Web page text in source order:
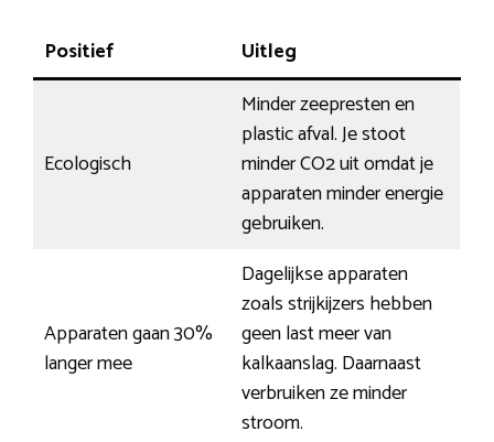
Positief Uitleg
Ecologisch
Minder zeepresten en
plastic afval. Je stoot
minder CO2 uit omdat je
apparaten minder energie
gebruiken.
Apparaten gaan 30%
langer mee
Dagelijkse apparaten
zoals strijkijzers hebben
geen last meer van
kalkaanslag. Daarnaast
verbruiken ze minder
stroom.